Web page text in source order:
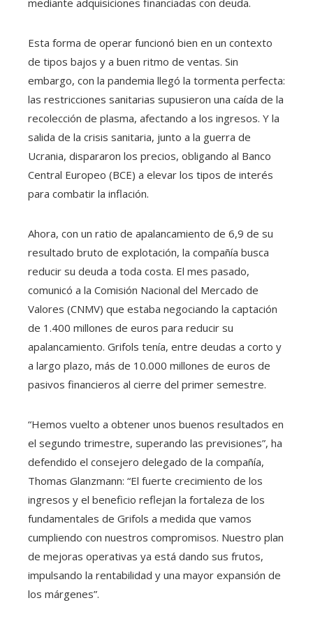
Esta forma de operar funcionó bien en un contexto
de tipos bajos y a buen ritmo de ventas. Sin
embargo, con la pandemia llegó la tormenta perfecta:
las restricciones sanitarias supusieron una caída de la
recolección de plasma, afectando a los ingresos. Y la
salida de la crisis sanitaria, junto a la guerra de
Ucrania, dispararon los precios, obligando al Banco
Central Europeo (BCE) a elevar los tipos de interés
para combatir la inflación.
Ahora, con un ratio de apalancamiento de 6,9 de su
resultado bruto de explotación, la compañía busca
reducir su deuda a toda costa. El mes pasado,
comunicó a la Comisión Nacional del Mercado de
Valores (CNMV) que estaba negociando la captación
de 1.400 millones de euros para reducir su
apalancamiento. Grifols tenía, entre deudas a corto y
a largo plazo, más de 10.000 millones de euros de
pasivos financieros al cierre del primer semestre.
“Hemos vuelto a obtener unos buenos resultados en
el segundo trimestre, superando las previsiones”, ha
defendido el consejero delegado de la compañía,
Thomas Glanzmann: “El fuerte crecimiento de los
ingresos y el beneficio reflejan la fortaleza de los
fundamentales de Grifols a medida que vamos
cumpliendo con nuestros compromisos. Nuestro plan
de mejoras operativas ya está dando sus frutos,
impulsando la rentabilidad y una mayor expansión de
los márgenes”.